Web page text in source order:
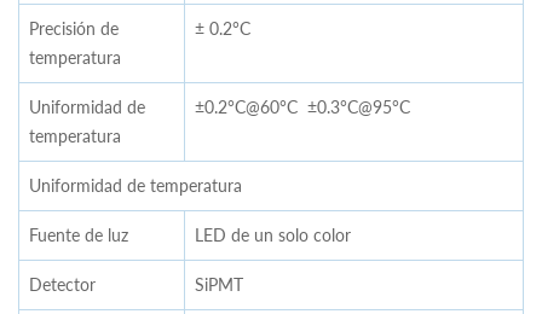
Precisión de
temperatura
± 0.2°C
Uniformidad de
temperatura
±0.2°C@60°C ±0.3°C@95°C
Uniformidad de temperatura
Fuente de luz LED de un solo color
Detector SiPMT